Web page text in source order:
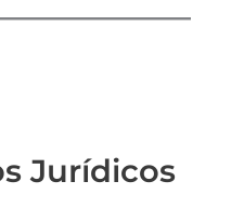
Jurídicos